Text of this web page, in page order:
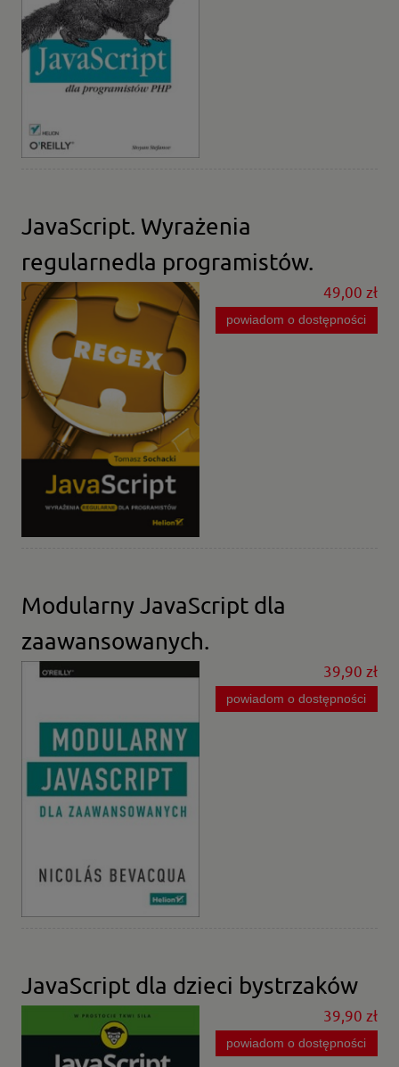
JavaScript. Wyrażenia
regularnedla programistów.
49,00 zł
powiadom o dostępności
Modularny JavaScript dla
zaawansowanych.
39,90 zł
powiadom o dostępności
JavaScript dla dzieci bystrzaków
39,90 zł
powiadom o dostępności